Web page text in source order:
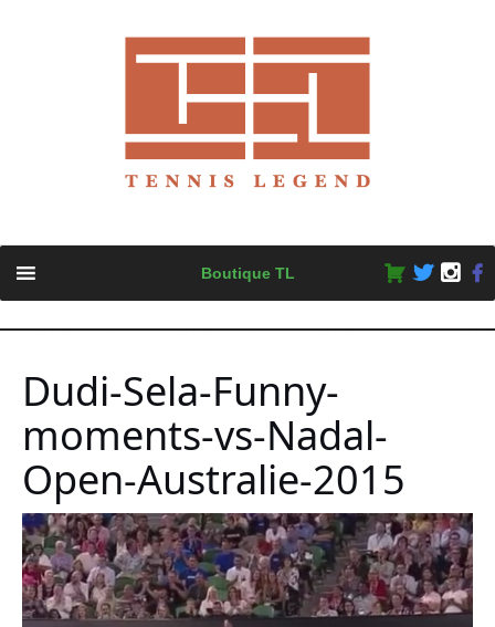
content
Boutique TL
Dudi-Sela-Funny-
moments-vs-Nadal-
Open-Australie-2015